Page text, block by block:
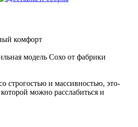
комфорт
модель Сохо от фабрики
строгостью и массивностью, это-
можно расслабиться и